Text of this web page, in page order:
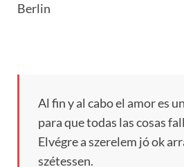
Berlin
Al fin y al cabo el amor es
para que todas las cosas
Elvégre a szerelem jó ok
szétessen.